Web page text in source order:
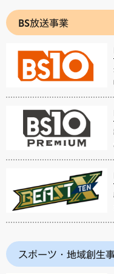
BS放送事業
スポーツ・地域創生